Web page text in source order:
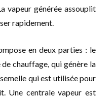
vapeur générée assouplit
rapidement.
en deux parties : le
chauffage, qui génère la
qui est utilisée pour
Une centrale vapeur est